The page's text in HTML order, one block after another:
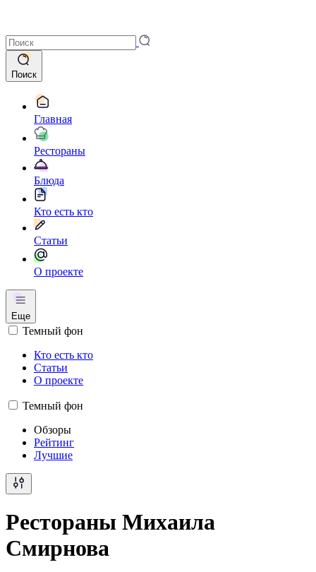
Поиск
Главная
Рестораны
Блюда
Кто есть кто
Статьи
О проекте
Еще
Темный фон
Кто есть кто
Статьи
О проекте
Темный фон
Обзоры
Рейтинг
Лучшие
Рестораны Михаила
Смирнова